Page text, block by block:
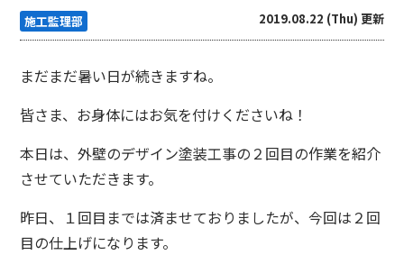
施工監理部 2019.08.22 (Thu) 更新
まだまだ暑い日が続きますね。
皆さま、お身体にはお気を付けくださいね！
本日は、外壁のデザイン塗装工事の２回目の作業を紹介
させていただきます。
昨日、１回目までは済ませておりましたが、今回は２回
目の仕上げになります。